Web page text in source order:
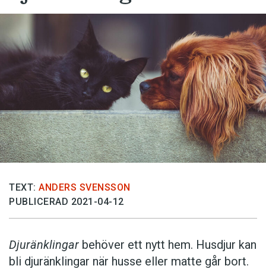
TEXT: ANDERS SVENSSON
PUBLICERAD 2021-04-12
Djuränklingar behöver ett nytt hem. Husdjur kan
bli djuränklingar när husse eller matte går bort.